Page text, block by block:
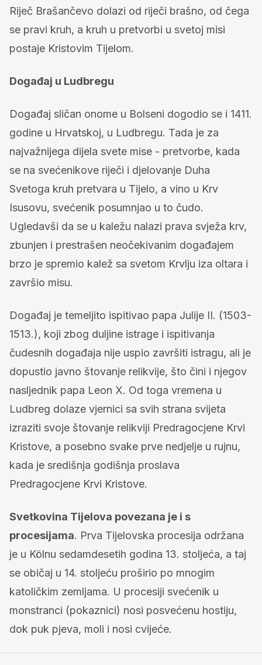
Riječ Brašančevo dolazi od riječi brašno, od čega
se pravi kruh, a kruh u pretvorbi u svetoj misi
postaje Kristovim Tijelom.
Događaj u Ludbregu
Događaj sličan onome u Bolseni dogodio se i 1411.
godine u Hrvatskoj, u Ludbregu. Tada je za
najvažnijega dijela svete mise - pretvorbe, kada
se na svećenikove riječi i djelovanje Duha
Svetoga kruh pretvara u Tijelo, a vino u Krv
Isusovu, svećenik posumnjao u to čudo.
Ugledavši da se u kaležu nalazi prava svježa krv,
zbunjen i prestrašen neočekivanim događajem
brzo je spremio kalež sa svetom Krvlju iza oltara i
završio misu.
Događaj je temeljito ispitivao papa Julije II. (1503-
1513.), koji zbog duljine istrage i ispitivanja
čudesnih događaja nije uspio završiti istragu, ali je
dopustio javno štovanje relikvije, što čini i njegov
nasljednik papa Leon X. Od toga vremena u
Ludbreg dolaze vjernici sa svih strana svijeta
izraziti svoje štovanje relikviji Predragocjene Krvi
Kristove, a posebno svake prve nedjelje u rujnu,
kada je središnja godišnja proslava
Predragocjene Krvi Kristove.
Svetkovina Tijelova povezana je i s
procesijama. Prva Tijelovska procesija održana
je u Kölnu sedamdesetih godina 13. stoljeća, a taj
se običaj u 14. stoljeću proširio po mnogim
katoličkim zemljama. U procesiji svećenik u
monstranci (pokaznici) nosi posvećenu hostiju,
dok puk pjeva, moli i nosi cvijeće.